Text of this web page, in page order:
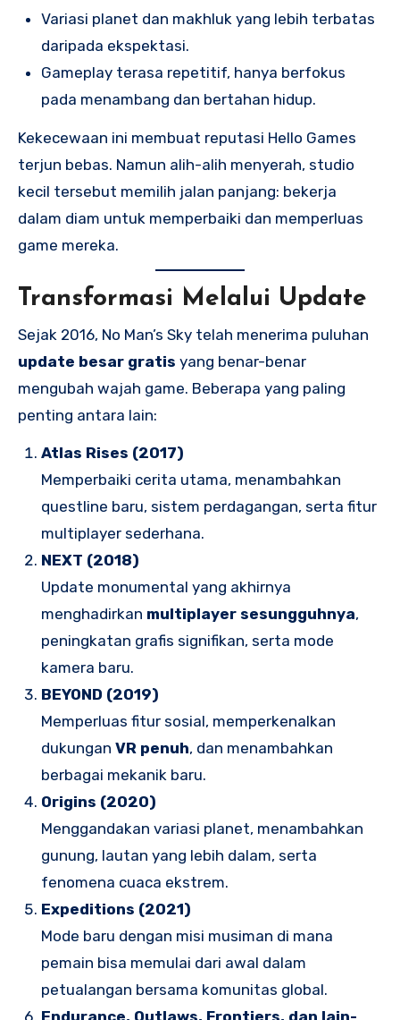
Variasi planet dan makhluk yang lebih terbatas
daripada ekspektasi.
Gameplay terasa repetitif, hanya berfokus
pada menambang dan bertahan hidup.
Kekecewaan ini membuat reputasi Hello Games
terjun bebas. Namun alih-alih menyerah, studio
kecil tersebut memilih jalan panjang: bekerja
dalam diam untuk memperbaiki dan memperluas
game mereka.
Transformasi Melalui Update
Sejak 2016, No Man’s Sky telah menerima puluhan
update besar gratis yang benar-benar
mengubah wajah game. Beberapa yang paling
penting antara lain:
Atlas Rises (2017)
Memperbaiki cerita utama, menambahkan
questline baru, sistem perdagangan, serta fitur
multiplayer sederhana.
NEXT (2018)
Update monumental yang akhirnya
menghadirkan multiplayer sesungguhnya,
peningkatan grafis signifikan, serta mode
kamera baru.
BEYOND (2019)
Memperluas fitur sosial, memperkenalkan
dukungan VR penuh, dan menambahkan
berbagai mekanik baru.
Origins (2020)
Menggandakan variasi planet, menambahkan
gunung, lautan yang lebih dalam, serta
fenomena cuaca ekstrem.
Expeditions (2021)
Mode baru dengan misi musiman di mana
pemain bisa memulai dari awal dalam
petualangan bersama komunitas global.